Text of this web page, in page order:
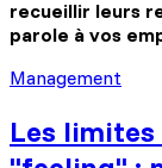
recueillir leurs
parole à vos
Management
Les limites